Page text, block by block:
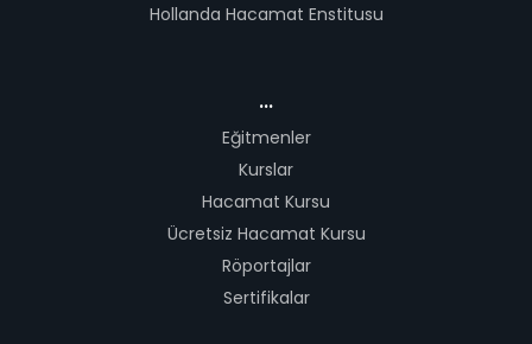
Hollanda Hacamat Enstitusu
...
Eğitmenler
Kurslar
Hacamat Kursu
Ücretsiz Hacamat Kursu
Röportajlar
Sertifikalar